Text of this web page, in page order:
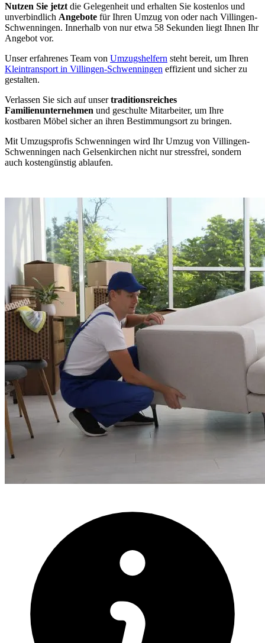
Nutzen Sie jetzt die Gelegenheit und erhalten Sie kostenlos und
unverbindlich Angebote für Ihren Umzug von oder nach Villingen-
Schwenningen. Innerhalb von nur etwa 58 Sekunden liegt Ihnen Ihr
Angebot vor.
Unser erfahrenes Team von Umzugshelfern steht bereit, um Ihren
Kleintransport in Villingen-Schwenningen effizient und sicher zu
gestalten.
Verlassen Sie sich auf unsertraditionsreiches
Familienunternehmen und geschulte Mitarbeiter, um Ihre
kostbaren Möbel sicher an ihren Bestimmungsort zu bringen.
Mit Umzugsprofis Schwenningen wird Ihr Umzug von Villingen-
Schwenningen nach Gelsenkirchen nicht nur stressfrei, sondern
auch kostengünstig ablaufen.